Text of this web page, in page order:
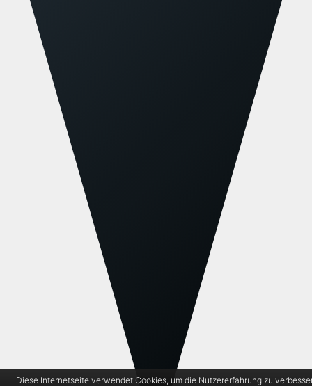
Diese Internetseite verwendet Cookies, um die Nutzererfahrung zu